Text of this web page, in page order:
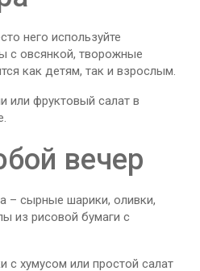
него используйте
с овсянкой, творожные
как детям, так и взрослым.
или фруктовый салат в
вечер
– сырные шарики, оливки,
из рисовой бумаги с
с хумусом или простой салат